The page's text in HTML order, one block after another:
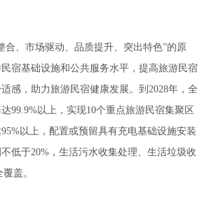
合、市场驱动、品质提升、突出特色”的原
宿基础设施和公共服务水平，提高旅游民宿
感，助力旅游民宿健康发展。到2028年，全
99.9%以上，实现10个重点旅游民宿集聚区
以上，配置或预留具有充电基础设施安装
低于20%，生活污水收集处理、生活垃圾收
盖。